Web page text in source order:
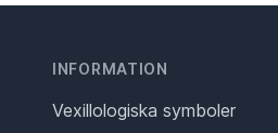
INFORMATION
Vexillologiska symboler